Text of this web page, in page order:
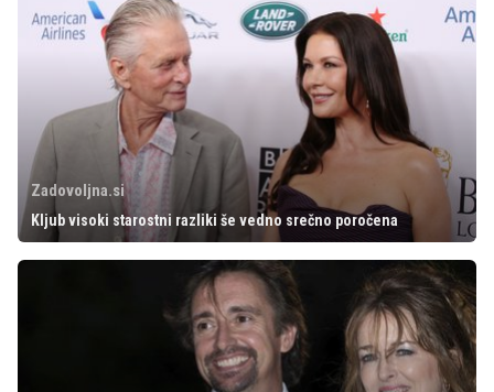
Zadovoljna.si
Kljub visoki starostni razliki še vedno srečno poročena